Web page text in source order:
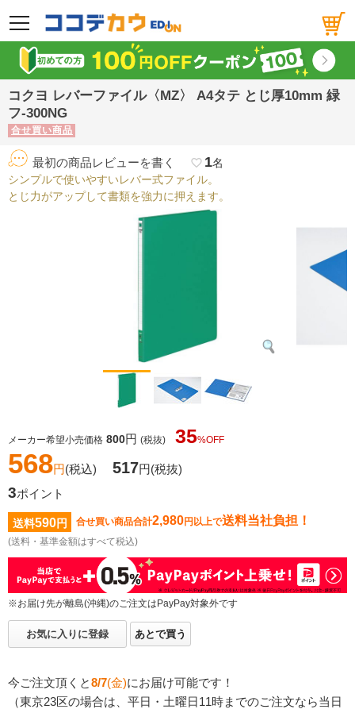
メニュー
コクヨ レバーファイル〈MZ〉 A4タテ とじ厚10mm 緑
フ-300NG
合せ買い商品
最初の商品レビューを書く favorite_border 1名
シンプルで使いやすいレバー式ファイル。
とじ力がアップして書類を強力に押えます。
メーカー希望小売価格 800円 (税抜) 35%OFF
568円(税込) 517円(税抜)
3ポイント
送料590円 合せ買い商品合計2,980円以上で送料当社負担！
(送料・基準金額はすべて税込)
※お届け先が離島(沖縄)のご注文はPayPay対象外です
お気に入りに登録 あとで買う
今ご注文頂くと8/7(金)にお届け可能です！
（東京23区の場合は、平日・土曜日11時までのご注文なら当日